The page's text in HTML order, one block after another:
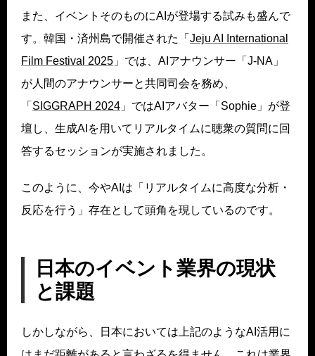
また、イベントそのものにAIが登場する試みも盛んで
す。韓国・済州島で開催された「 Jeju AI International
Film Festival 2025 」では、AIアナウンサー「J-NA」
が人間のアナウンサーと共同司会を務め、
「 SIGGRAPH 2024 」ではAIアバター「Sophie」が登
壇し、生成AIを用いてリアルタイムに聴衆の質問に回
答するセッションが実施されました。
このように、今やAIは「リアルタイムに高度な分析・
反応を行う」存在として頭角を現しているのです。
日本のイベント業界の現状
と課題
しかしながら、日本においては上記のようなAI活用に